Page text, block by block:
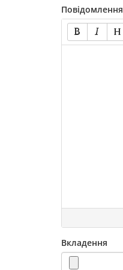
Повідомлення
Вкладення